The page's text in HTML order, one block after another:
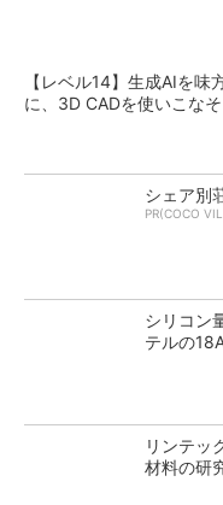
【レベル14】生成AIを味
に、3D CADを使いこなそ
シェア別
PR(COCO
シリコン
テルの
リンテッ
材料の研